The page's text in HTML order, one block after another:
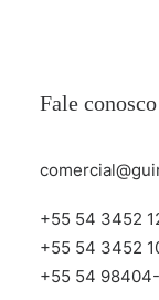
Fale conosco
+55 54 3452
+55 54 3452
+55 54